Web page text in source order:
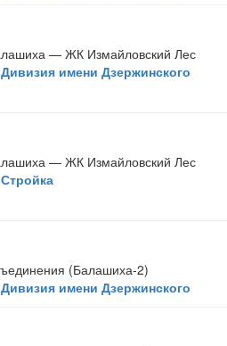
— ЖК Измайловский Лес
Дивизия имени Дзержинского
— ЖК Измайловский Лес
Стройка
(Балашиха-2)
Дивизия имени Дзержинского